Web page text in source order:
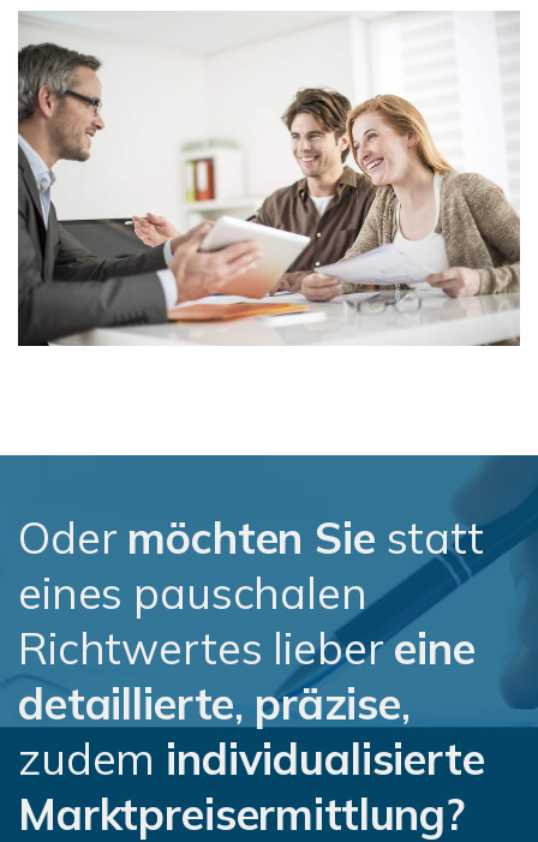
Oder möchten Sie statt
eines pauschalen
Richtwertes liebereine
detaillierte, präzise,
zudem individualisierte
Marktpreisermittlung?